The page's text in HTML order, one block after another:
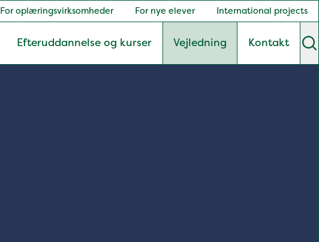
For oplæringsvirksomheder For nye elever International projects
Efteruddannelse og kurser Vejledning Kontakt